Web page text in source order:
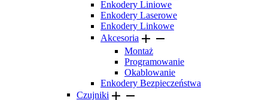
Enkodery Liniowe
Enkodery Laserowe
Enkodery Linkowe
Akcesoria  
Montaż
Programowanie
Okablowanie
Enkodery Bezpieczeństwa
Czujniki  